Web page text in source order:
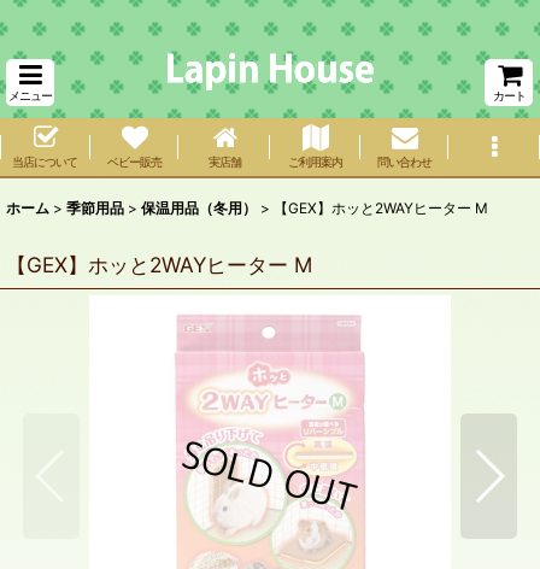
メニュー カート
当店について ベビー販売 実店舗 ご利用案内 問い合わせ
ホーム > 季節用品 > 保温用品（冬用） > 【GEX】ホッと2WAYヒーター M
【GEX】ホッと2WAYヒーター M